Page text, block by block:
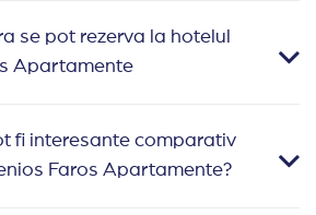
se pot rezerva la hotelul
Apartamente
fi interesante comparativ
Faros Apartamente?